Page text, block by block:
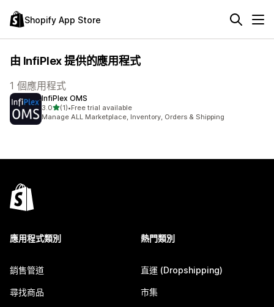
Shopify App Store
由 InfiPlex 提供的應用程式
1 個應用程式
InfiPlex OMS
3.0滿分 5 顆星
(1)
共有 1 則評價
•Free trial available
Manage ALL Marketplace, Inventory, Orders & Shipping
應用程式類別
銷售管道
尋找商品
熱門類別
直運 (Dropshipping)
市集